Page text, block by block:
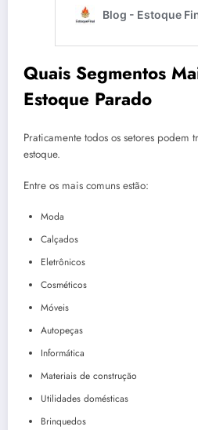
Quais Segmentos
Estoque Parado
Praticamente todos os setores
estoque.
Entre os mais comuns estão:
Moda
Calçados
Eletrônicos
Cosméticos
Móveis
Autopeças
Informática
Materiais de construção
Utilidades domésticas
Brinquedos